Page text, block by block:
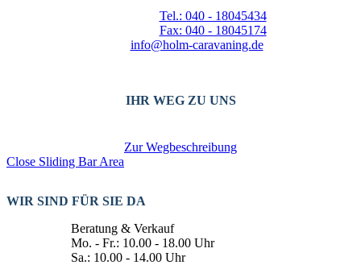
Tel.: 040 - 18045434
Fax: 040 - 18045174
info@holm-caravaning.de
IHR WEG ZU UNS
Zur Wegbeschreibung
Close Sliding Bar Area
WIR SIND FÜR SIE DA
Beratung & Verkauf
Mo. - Fr.: 10.00 - 18.00 Uhr
Sa.: 10.00 - 14.00 Uhr